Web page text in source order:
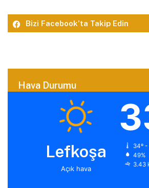
Bizi Facebook’ta Takip Edin
Hava Durumu
Lefkoşa
Açık hava
34º -
49%
3.43